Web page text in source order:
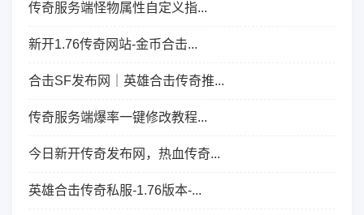
传奇服务端怪物属性自定义指...
新开1.76传奇网站-金币合击...
合击SF发布网｜英雄合击传奇推...
传奇服务端爆率一键修改教程...
今日新开传奇发布网，热血传奇...
英雄合击传奇私服-1.76版本-...